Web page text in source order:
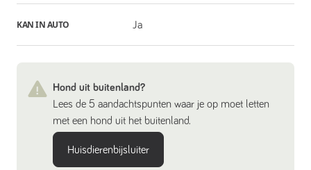
KAN IN AUTO Ja
Hond uit buitenland?
Lees de 5 aandachtspunten waar je op moet letten
met een hond uit het buitenland.
Huisdierenbijsluiter